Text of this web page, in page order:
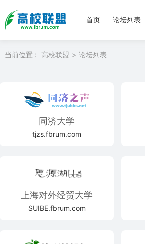
首页 论坛列表
当前位置 : 高校联盟 论坛列表
同济大学
tjzs.fbrum.com
上海对外经贸大学
SUIBE.fbrum.com